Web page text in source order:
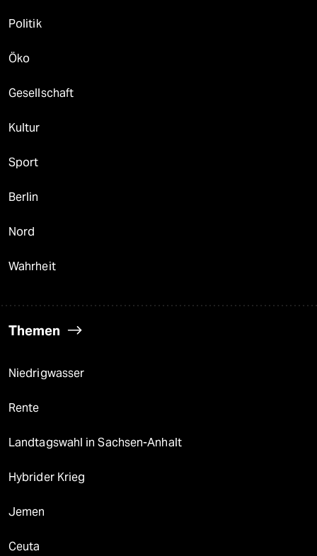
Politik
Öko
Gesellschaft
Kultur
Sport
Berlin
Nord
Wahrheit
Themen
Niedrigwasser
Rente
Landtagswahl in Sachsen-Anhalt
Hybrider Krieg
Jemen
Ceuta